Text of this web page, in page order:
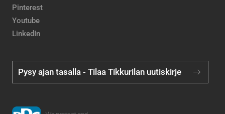
Pinterest
Youtube
LinkedIn
Pysy ajan tasalla - Tilaa Tikkurilan uutiskirje